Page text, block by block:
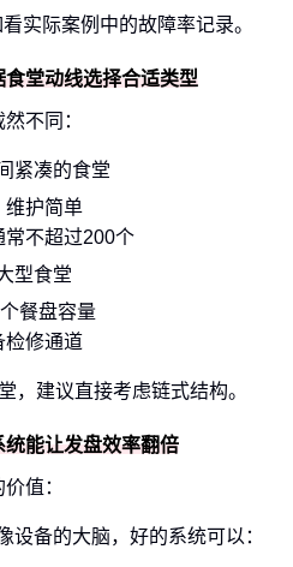
实际案例中的故障率记录。
堂动线选择合适类型
不同：
紧凑的食堂
维护简单
常不超过200个
型食堂
餐盘容量
检修通道
，建议直接考虑链式结构。
能让发盘效率翻倍
值：
设备的大脑，好的系统可以：